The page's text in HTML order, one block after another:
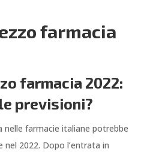
farmacia
farmacia 2022:
previsioni?
nelle farmacie italiane potrebbe
nel 2022. Dopo l’entrata in